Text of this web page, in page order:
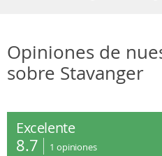
Opiniones de
sobre Stavanger
Excelente
8.7 1 opiniones